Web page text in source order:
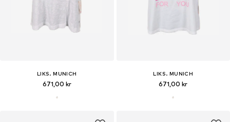
LIKS. MUNICH
671,00 kr
LIKS. MUNICH
671,00 kr